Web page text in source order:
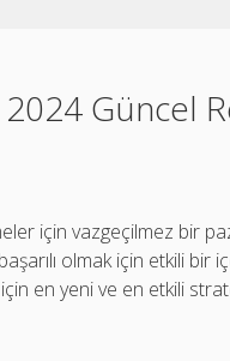
Güncel
için vazgeçilmez bir
olmak için etkili bir
en yeni ve en etkili